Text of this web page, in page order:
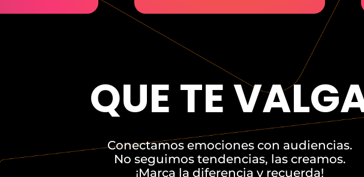
QUE TE
Conectamos emociones con audiencias.
No seguimos tendencias, las creamos.
¡Marca la diferencia y recuerda!